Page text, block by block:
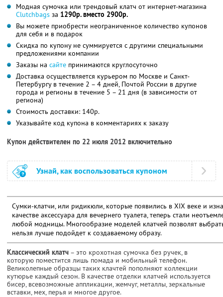
Модная сумочка или трендовый клатч от интернет-магазина
Clutchbags за 1290р. вместо 2900р.
Вы можете приобрести неограниченное количество купонов
для себя и в подарок
Скидка по купону не суммируется с другими специальными
предложениями компании
Заказы на сайте принимаются круглосуточно
Доставка осуществляется курьером по Москве и Санкт-
Петербургу в течение 2 – 4 дней, Почтой России в другие
города и регионы в течение 5 – 21 дня (в зависимости от
региона)
Стоимость доставки: 140р.
Указывайте код купона в комментариях к заказу
Купон действителен по 22 июля 2012 включительно
Узнай, как воспользоваться купоном
Сумки-клатчи, или ридикюли, которые появились в XIX веке и
качестве аксессуара для вечернего туалета, теперь стали
любой модницы. Многообразие моделей клатчей позволят
нельзя лучше подойдет к создаваемому образу.
Классический клатч – это крохотная сумочка без ручек, в
которую поместится лишь помада и мобильный телефон.
Великолепные образцы таких клачтей пополняют коллекции
кутюрье каждый сезон. В качестве отделки клатчей используется
бисер, всевозможные аппликации, жемчуг, металлы, зеркальные
вставки, мех, перья и многое другое.